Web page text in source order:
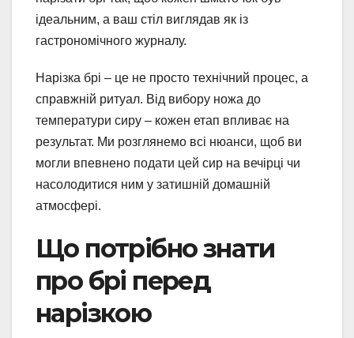
ідеальним, а ваш стіл виглядав як із
гастрономічного журналу.
Нарізка брі – це не просто технічний процес, а
справжній ритуал. Від вибору ножа до
температури сиру – кожен етап впливає на
результат. Ми розглянемо всі нюанси, щоб ви
могли впевнено подати цей сир на вечірці чи
насолодитися ним у затишній домашній
атмосфері.
Що потрібно знати
про брі перед
нарізкою